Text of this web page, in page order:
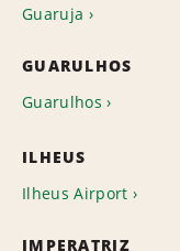
Guaruja
GUARULHOS
Guarulhos
ILHEUS
Ilheus Airport
IMPERATRIZ